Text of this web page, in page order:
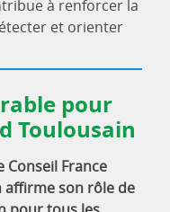
à renforcer la
et orienter
pour
Toulousain
Conseil France
affirme son rôle de